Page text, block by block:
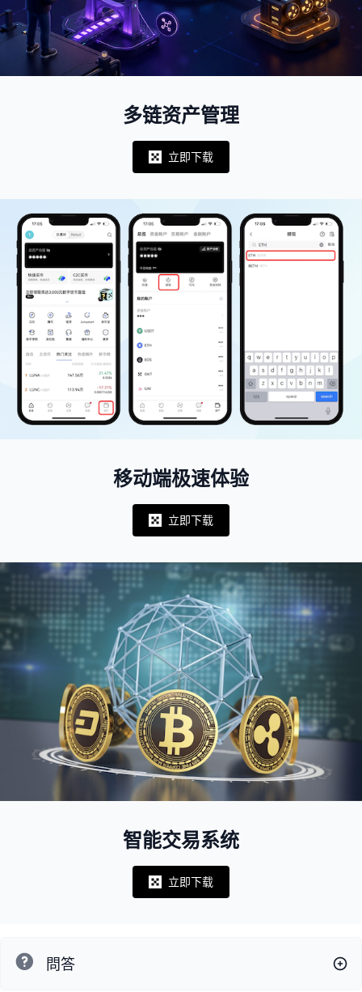
多链资产管理
Notifications
立即下载
移动端极速体验
Notifications
立即下载
智能交易系统
Notifications
立即下载
問答